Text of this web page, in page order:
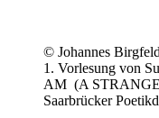
© Johannes Birgfeld
1. Vorlesung von
AM (A STRANGE
Saarbrücker